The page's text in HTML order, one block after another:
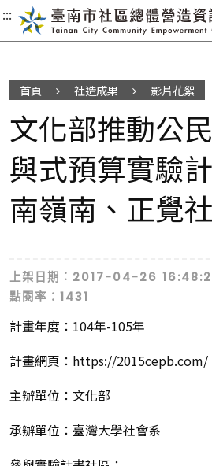
:::
:::
:::
首頁 社造成果 影片花絮
文化部推動公
與式預算實驗
南嶺南、正覺
上架日期︰2017-04-26
點閱率：1431
計畫年度：104年-105年
計畫網頁：https://2015cepb.com/
主辦單位：文化部
承辦單位：臺灣大學社會系